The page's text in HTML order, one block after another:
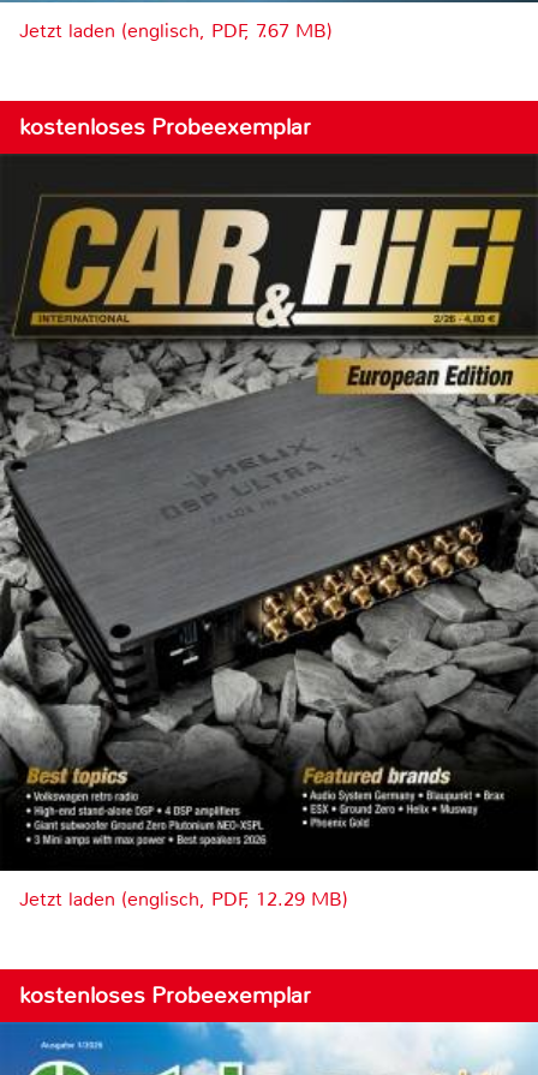
Jetzt laden (englisch, PDF, 7.67 MB)
kostenloses Probeexemplar
Jetzt laden (englisch, PDF, 12.29 MB)
kostenloses Probeexemplar